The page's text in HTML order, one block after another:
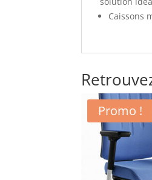
Caissons
Promo !